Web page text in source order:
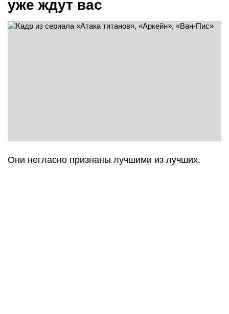
уже ждут вас
Они негласно признаны лучшими из лучших.